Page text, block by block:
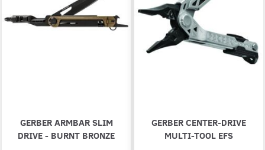
GERBER ARMBAR SLIM
DRIVE - BURNT BRONZE
GERBER CENTER-DRIVE
MULTI-TOOL EFS